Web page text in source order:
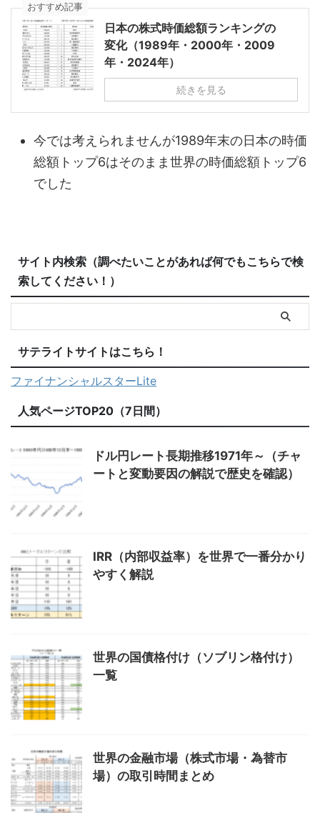
おすすめ記事
日本の株式時価総額ランキングの
変化（1989年・2000年・2009
年・2024年）
続きを見る
今では考えられませんが1989年末の日本の時価
総額トップ6はそのまま世界の時価総額トップ6
でした
サイト内検索（調べたいことがあれば何でもこちらで検
索してください！）
サテライトサイトはこちら！
ファイナンシャルスターLite
人気ページTOP20（7日間）
ドル円レート長期推移1971年～（チャ
ートと変動要因の解説で歴史を確認）
IRR（内部収益率）を世界で一番分かり
やすく解説
世界の国債格付け（ソブリン格付け）
一覧
世界の金融市場（株式市場・為替市
場）の取引時間まとめ